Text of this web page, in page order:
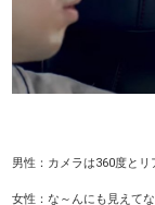
男性：カメラは360度とリ
女性：な～んにも見えて